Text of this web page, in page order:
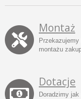
Montaż
Przekazujemy
montażu
Dotacje
Doradzimy jak